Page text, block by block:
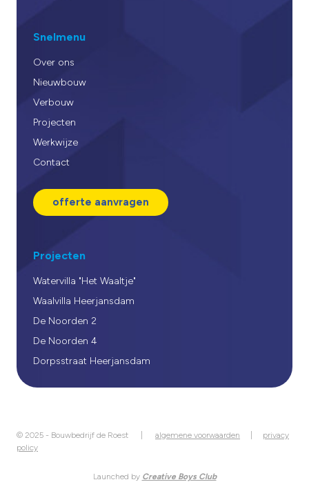
Snelmenu
Over ons
Nieuwbouw
Verbouw
Projecten
Werkwijze
Contact
offerte aanvragen
Projecten
Watervilla "Het Waaltje"
Waalvilla Heerjansdam
De Noorden 2
De Noorden 4
Dorpsstraat Heerjansdam
© 2025 - Bouwbedrijf de Roest | algemene voorwaarden
privacy
policy
Launched by Creative Boys Club